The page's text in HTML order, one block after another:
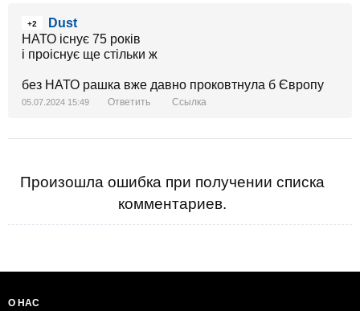
+2
Dust
НАТО існує 75 років
і проіснує ще стільки ж
без НАТО рашка вже давно проковтнула б Європу
05.07.2024 15:49 Ответить Ссылка
Произошла ошибка при получении списка
комментариев.
О НАС